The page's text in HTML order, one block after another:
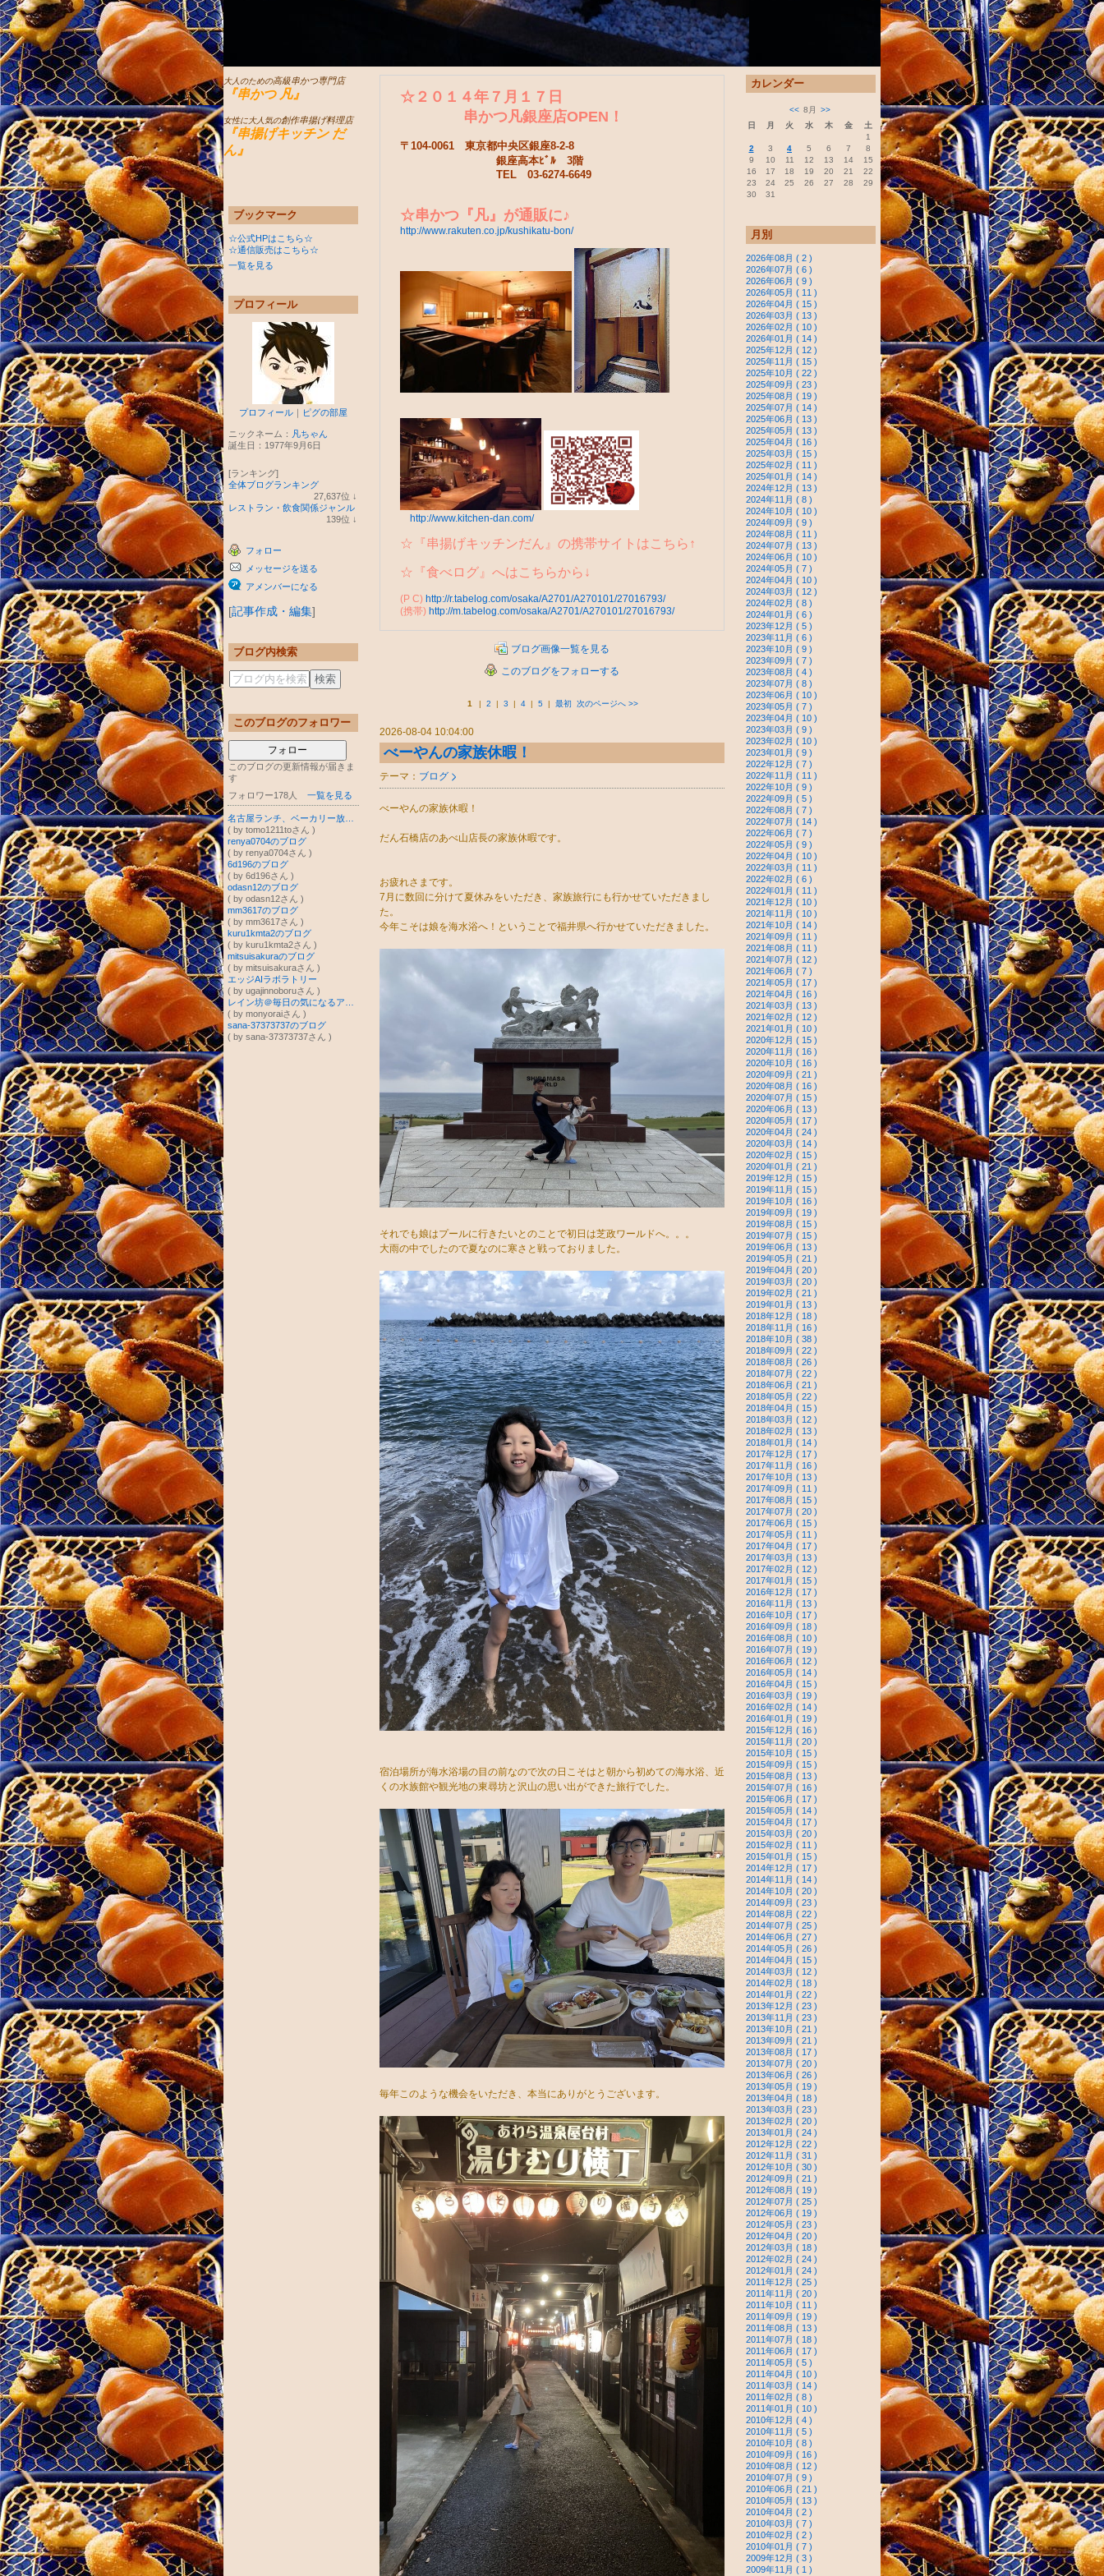
大人のための高級串かつ専門店
『串かつ 凡』
女性に大人気の創作串揚げ料理店
『串揚げキッチン だ
ん』
ブックマーク
☆公式HPはこちら☆
☆通信販売はこちら☆
一覧を見る
プロフィール
プロフィール ｜ ピグの部屋
ニックネーム： 凡ちゃん
誕生日： 1977年9月6日
[ランキング]
全体ブログランキング
27,637位 ↓
レストラン・飲食関係ジャンル
139位 ↓
フォロー
メッセージを送る
アメンバーになる
[記事作成・編集]
ブログ内検索
このブログのフォロワー
フォロー
このブログの更新情報が届きま
す
フォロワー178人
一覧を見る
( by tomo1211toさん )
renya0704のブログ
( by renya0704さん )
6d196のブログ
( by 6d196さん )
odasn12のブログ
( by odasn12さん )
mm3617のブログ
( by mm3617さん )
kuru1kmta2のブログ
( by kuru1kmta2さん )
mitsuisakuraのブログ
( by mitsuisakuraさん )
エッジAIラボラトリー
( by ugajinnoboruさん )
( by monyoraiさん )
sana-37373737のブログ
( by sana-37373737さん )
☆２０１４年７月１７日
串かつ凡銀座店OPEN！
〒104-0061 東京都中央区銀座8-2-8
銀座高本ﾋﾞﾙ 3階
TEL 03-6274-6649
☆串かつ『凡』が通販に♪
http://www.rakuten.co.jp/kushikatu-bon/
http://www.kitchen-dan.com/
☆『串揚げキッチンだん』の携帯サイトはこ ちら↑
☆『食べログ』へはこちらから↓
(P C) http://r.tabelog.com/osaka/A2701/A270101/27016793/
(携帯) http://m.tabelog.com/osaka/A2701/A270101/27016793/
ブログ画像一覧を見る
このブログをフォローする
1 | 2 | 3 | 4 | 5 | 最初 次のページへ >>
2026-08-04 10:04:00
べーやんの家族休暇！
テーマ： ブログ
べーやんの家族休暇！
だん石橋店のあべ山店長の家族休暇です。
お疲れさまです。
7月に数回に分けて夏休みをいただき、家族旅行にも行かせていただきまし
た。
今年こそは娘を海水浴へ！ということで福井県へ行かせていただきました。
それでも娘はプールに行きたいとのことで初日は芝政ワールドへ。。。
大雨の中でしたので夏なのに寒さと戦っておりました。
宿泊場所が海水浴場の目の前なので次の日こそはと朝から初めての海水浴、近
くの水族館や観光地の東尋坊と沢山の思い出ができた旅行でした。
毎年このような機会をいただき、本当にありがとうございます。
カレンダー
<< 8月
>>
日
月 火 水 木 金
土
1
2
3 4 5 6 7
8
9
10 11 12 13 14
15
16
17 18 19 20 21
22
23
24 25 26 27 28
29
30
31
月別
2026年08月 ( 2 )
2026年07月 ( 6 )
2026年06月 ( 9 )
2026年05月 ( 11 )
2026年04月 ( 15 )
2026年03月 ( 13 )
2026年02月 ( 10 )
2026年01月 ( 14 )
2025年12月 ( 12 )
2025年11月 ( 15 )
2025年10月 ( 22 )
2025年09月 ( 23 )
2025年08月 ( 19 )
2025年07月 ( 14 )
2025年06月 ( 13 )
2025年05月 ( 13 )
2025年04月 ( 16 )
2025年03月 ( 15 )
2025年02月 ( 11 )
2025年01月 ( 14 )
2024年12月 ( 13 )
2024年11月 ( 8 )
2024年10月 ( 10 )
2024年09月 ( 9 )
2024年08月 ( 11 )
2024年07月 ( 13 )
2024年06月 ( 10 )
2024年05月 ( 7 )
2024年04月 ( 10 )
2024年03月 ( 12 )
2024年02月 ( 8 )
2024年01月 ( 6 )
2023年12月 ( 5 )
2023年11月 ( 6 )
2023年10月 ( 9 )
2023年09月 ( 7 )
2023年08月 ( 4 )
2023年07月 ( 8 )
2023年06月 ( 10 )
2023年05月 ( 7 )
2023年04月 ( 10 )
2023年03月 ( 9 )
2023年02月 ( 10 )
2023年01月 ( 9 )
2022年12月 ( 7 )
2022年11月 ( 11 )
2022年10月 ( 9 )
2022年09月 ( 5 )
2022年08月 ( 7 )
2022年07月 ( 14 )
2022年06月 ( 7 )
2022年05月 ( 9 )
2022年04月 ( 10 )
2022年03月 ( 11 )
2022年02月 ( 6 )
2022年01月 ( 11 )
2021年12月 ( 10 )
2021年11月 ( 10 )
2021年10月 ( 14 )
2021年09月 ( 11 )
2021年08月 ( 11 )
2021年07月 ( 12 )
2021年06月 ( 7 )
2021年05月 ( 17 )
2021年04月 ( 16 )
2021年03月 ( 13 )
2021年02月 ( 12 )
2021年01月 ( 10 )
2020年12月 ( 15 )
2020年11月 ( 16 )
2020年10月 ( 16 )
2020年09月 ( 21 )
2020年08月 ( 16 )
2020年07月 ( 15 )
2020年06月 ( 13 )
2020年05月 ( 17 )
2020年04月 ( 24 )
2020年03月 ( 14 )
2020年02月 ( 15 )
2020年01月 ( 21 )
2019年12月 ( 15 )
2019年11月 ( 15 )
2019年10月 ( 16 )
2019年09月 ( 19 )
2019年08月 ( 15 )
2019年07月 ( 15 )
2019年06月 ( 13 )
2019年05月 ( 21 )
2019年04月 ( 20 )
2019年03月 ( 20 )
2019年02月 ( 21 )
2019年01月 ( 13 )
2018年12月 ( 18 )
2018年11月 ( 16 )
2018年10月 ( 38 )
2018年09月 ( 22 )
2018年08月 ( 26 )
2018年07月 ( 22 )
2018年06月 ( 21 )
2018年05月 ( 22 )
2018年04月 ( 15 )
2018年03月 ( 12 )
2018年02月 ( 13 )
2018年01月 ( 14 )
2017年12月 ( 17 )
2017年11月 ( 16 )
2017年10月 ( 13 )
2017年09月 ( 11 )
2017年08月 ( 15 )
2017年07月 ( 20 )
2017年06月 ( 15 )
2017年05月 ( 11 )
2017年04月 ( 17 )
2017年03月 ( 13 )
2017年02月 ( 12 )
2017年01月 ( 15 )
2016年12月 ( 17 )
2016年11月 ( 13 )
2016年10月 ( 17 )
2016年09月 ( 18 )
2016年08月 ( 10 )
2016年07月 ( 19 )
2016年06月 ( 12 )
2016年05月 ( 14 )
2016年04月 ( 15 )
2016年03月 ( 19 )
2016年02月 ( 14 )
2016年01月 ( 19 )
2015年12月 ( 16 )
2015年11月 ( 20 )
2015年10月 ( 15 )
2015年09月 ( 15 )
2015年08月 ( 13 )
2015年07月 ( 16 )
2015年06月 ( 17 )
2015年05月 ( 14 )
2015年04月 ( 17 )
2015年03月 ( 20 )
2015年02月 ( 11 )
2015年01月 ( 15 )
2014年12月 ( 17 )
2014年11月 ( 14 )
2014年10月 ( 20 )
2014年09月 ( 23 )
2014年08月 ( 22 )
2014年07月 ( 25 )
2014年06月 ( 27 )
2014年05月 ( 26 )
2014年04月 ( 15 )
2014年03月 ( 12 )
2014年02月 ( 18 )
2014年01月 ( 22 )
2013年12月 ( 23 )
2013年11月 ( 23 )
2013年10月 ( 21 )
2013年09月 ( 21 )
2013年08月 ( 17 )
2013年07月 ( 20 )
2013年06月 ( 26 )
2013年05月 ( 19 )
2013年04月 ( 18 )
2013年03月 ( 23 )
2013年02月 ( 20 )
2013年01月 ( 24 )
2012年12月 ( 22 )
2012年11月 ( 31 )
2012年10月 ( 30 )
2012年09月 ( 21 )
2012年08月 ( 19 )
2012年07月 ( 25 )
2012年06月 ( 19 )
2012年05月 ( 23 )
2012年04月 ( 20 )
2012年03月 ( 18 )
2012年02月 ( 24 )
2012年01月 ( 24 )
2011年12月 ( 25 )
2011年11月 ( 20 )
2011年10月 ( 11 )
2011年09月 ( 19 )
2011年08月 ( 13 )
2011年07月 ( 18 )
2011年06月 ( 17 )
2011年05月 ( 5 )
2011年04月 ( 10 )
2011年03月 ( 14 )
2011年02月 ( 8 )
2011年01月 ( 10 )
2010年12月 ( 4 )
2010年11月 ( 5 )
2010年10月 ( 8 )
2010年09月 ( 16 )
2010年08月 ( 12 )
2010年07月 ( 9 )
2010年06月 ( 21 )
2010年05月 ( 13 )
2010年04月 ( 2 )
2010年03月 ( 7 )
2010年02月 ( 2 )
2010年01月 ( 7 )
2009年12月 ( 3 )
2009年11月 ( 1 )